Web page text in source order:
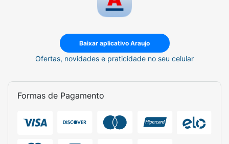
Baixar aplicativo Araujo
Ofertas, novidades e praticidade no seu celular
Formas de Pagamento